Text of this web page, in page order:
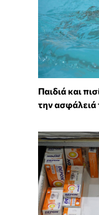
Παιδιά και
την ασφάλειά